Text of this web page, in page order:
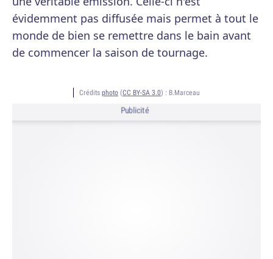
évidemment pas diffusée mais permet à tout le
monde de bien se remettre dans le bain avant
de commencer la saison de tournage.
Crédits photo (CC BY-SA 3.0) : B.Marceau
Publicité